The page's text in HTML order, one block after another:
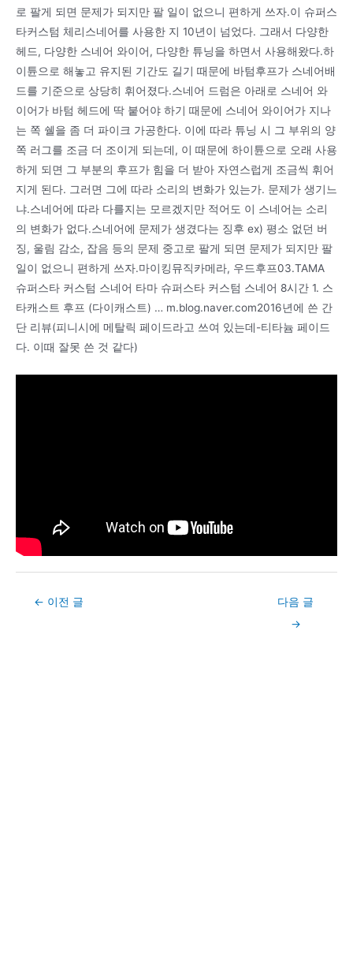
로 팔게 되면 문제가 되지만 팔 일이 없으니 편하게 쓰자.이 슈퍼스
타커스텀 체리스네어를 사용한 지 10년이 넘었다. 그래서 다양한
헤드, 다양한 스네어 와이어, 다양한 튜닝을 하면서 사용해왔다.하
이튠으로 해놓고 유지된 기간도 길기 때문에 바텀후프가 스네어배
드를 기준으로 상당히 휘어졌다.스네어 드럼은 아래로 스네어 와
이어가 바텀 헤드에 딱 붙어야 하기 때문에 스네어 와이어가 지나
는 쪽 쉘을 좀 더 파이크 가공한다. 이에 따라 튜닝 시 그 부위의 양
쪽 러그를 조금 더 조이게 되는데, 이 때문에 하이튠으로 오래 사용
하게 되면 그 부분의 후프가 힘을 더 받아 자연스럽게 조금씩 휘어
지게 된다. 그러면 그에 따라 소리의 변화가 있는가. 문제가 생기느
냐.스네어에 따라 다를지는 모르겠지만 적어도 이 스네어는 소리
의 변화가 없다.스네어에 문제가 생겼다는 징후 ex) 평소 없던 버
징, 울림 감소, 잡음 등의 문제 중고로 팔게 되면 문제가 되지만 팔
일이 없으니 편하게 쓰자.마이킹뮤직카메라, 우드후프03.TAMA
슈퍼스타 커스텀 스네어 타마 슈퍼스타 커스텀 스네어 8시간 1. 스
타캐스트 후프 (다이캐스트) … m.blog.naver.com2016년에 쓴 간
단 리뷰(피니시에 메탈릭 페이드라고 쓰여 있는데-티타늄 페이드
다. 이때 잘못 쓴 것 같다)
Post← 이전 글
다음 글
→